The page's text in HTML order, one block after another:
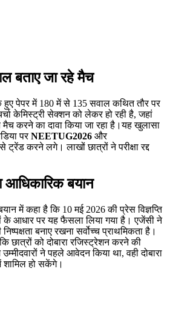
बताए जा रहे मैच
हुए पेपर में 180 में से 135 सवाल कथित तौर पर
केमिस्ट्री सेक्शन को लेकर हो रही है, जहां
करने का दावा किया जा रहा है।यह खुलासा
परNEETUG2026 और
ट्रेंड करने लगे। लाखों छात्रों ने परीक्षा रद्द
आधिकारिक बयान
में कहा है कि 10 मई 2026 की प्रेस विज्ञप्ति
के आधार पर यह फैसला लिया गया है। एजेंसी ने
बनाए रखना सर्वोच्च प्राथमिकता है।
छात्रों को दोबारा रजिस्ट्रेशन करने की
ने पहले आवेदन किया था, वही दोबारा
शामिल हो सकेंगे।